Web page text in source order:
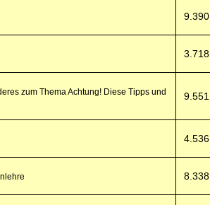
9.390
3.718
zum Thema Achtung! Diese Tipps und
9.551
4.536
8.338